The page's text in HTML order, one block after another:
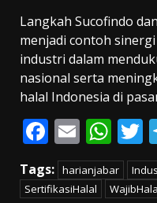
Langkah Sucofindo
menjadi contoh
industri dalam
nasional serta
halal Indonesia di
F
ac
e
E
m
ai
W
h
at
T
Tags: harianjabar
SertifikasiHalal